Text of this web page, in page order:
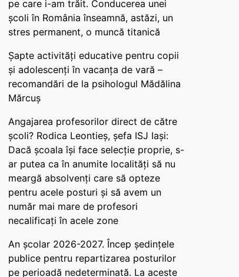
pe care i-am trăit. Conducerea unei
școli în România înseamnă, astăzi, un
stres permanent, o muncă titanică
Șapte activități educative pentru copii
și adolescenți în vacanța de vară –
recomandări de la psihologul Mădălina
Mărcuș
Angajarea profesorilor direct de către
școli? Rodica Leontieș, șefa ISJ Iași:
Dacă școala își face selecție proprie, s-
ar putea ca în anumite localități să nu
meargă absolvenți care să opteze
pentru acele posturi și să avem un
număr mai mare de profesori
necalificați în acele zone
An școlar 2026-2027. Încep ședințele
publice pentru repartizarea posturilor
pe perioadă nedeterminată. La aceste